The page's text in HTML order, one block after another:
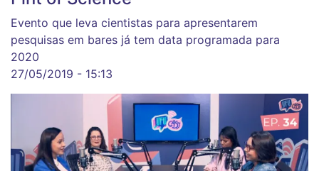
Evento que leva cientistas para apresentarem
pesquisas em bares já tem data programada para
2020
27/05/2019 - 15:13